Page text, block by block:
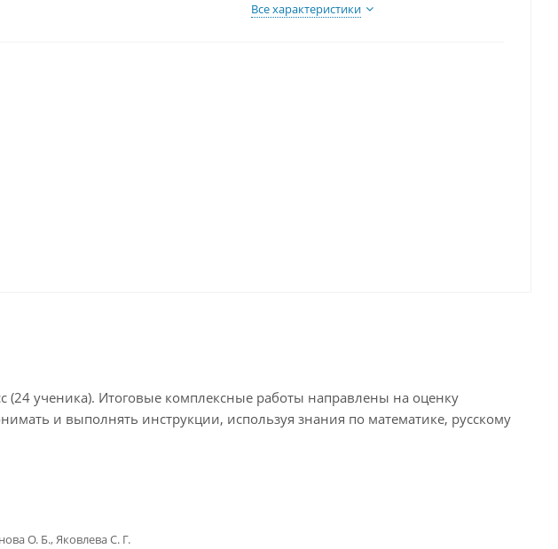
Все характеристики
ученика). Итоговые комплексные работы направлены на оценку
и выполнять инструкции, используя знания по математике, русскому
О. Б., Яковлева С. Г.